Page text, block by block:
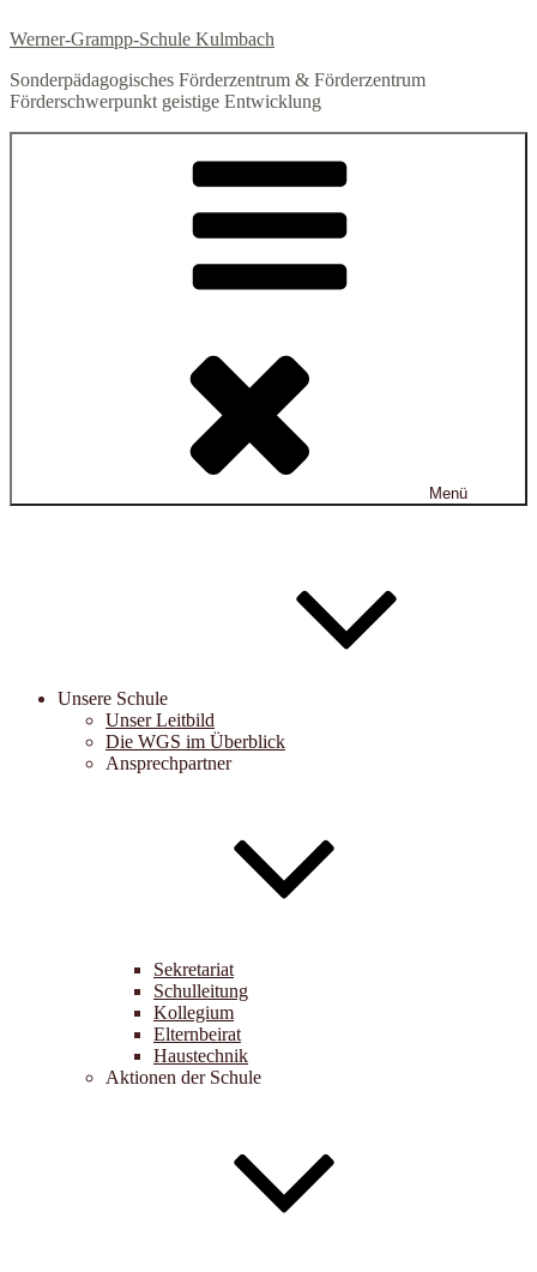
Inhalt
Werner-Grampp-Schule Kulmbach
Sonderpädagogisches Förderzentrum & Förderzentrum
Förderschwerpunkt geistige Entwicklung
Menü
Unsere Schule
Unser Leitbild
Die WGS im Überblick
Ansprechpartner
Sekretariat
Schulleitung
Kollegium
Elternbeirat
Haustechnik
Aktionen der Schule